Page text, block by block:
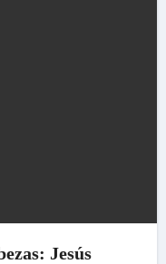
Jesús